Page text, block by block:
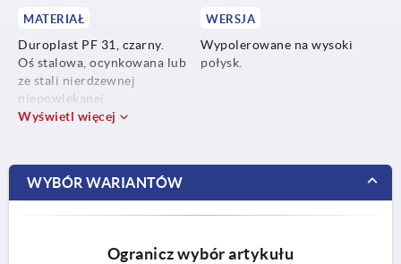
MATERIAŁ
Duroplast PF 31, czarny.
Oś stalowa, ocynkowana lub
ze stali nierdzewnej
niepowlekanej.
WERSJA
Wypolerowane na wysoki
połysk.
Wyświetl więcej
WYBÓR WARIANTÓW
Ogranicz wybór artykułu